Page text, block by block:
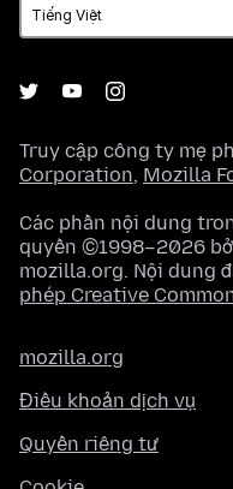
Truy cập công ty mẹ
Corporation, Mozilla
Các phần nội dung
quyền ©1998–2026
mozilla.org. Nội dung
phép Creative
mozilla.org
Điều khoản dịch vụ
Quyền riêng tư